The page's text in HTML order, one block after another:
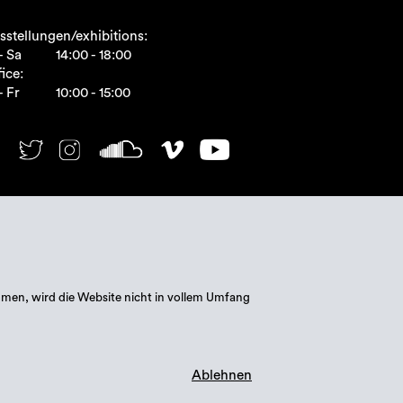
exhibitions:
Sa
14:00 - 18:00
Fr
10:00 - 15:00
wird die Website nicht in vollem Umfang
Ablehnen